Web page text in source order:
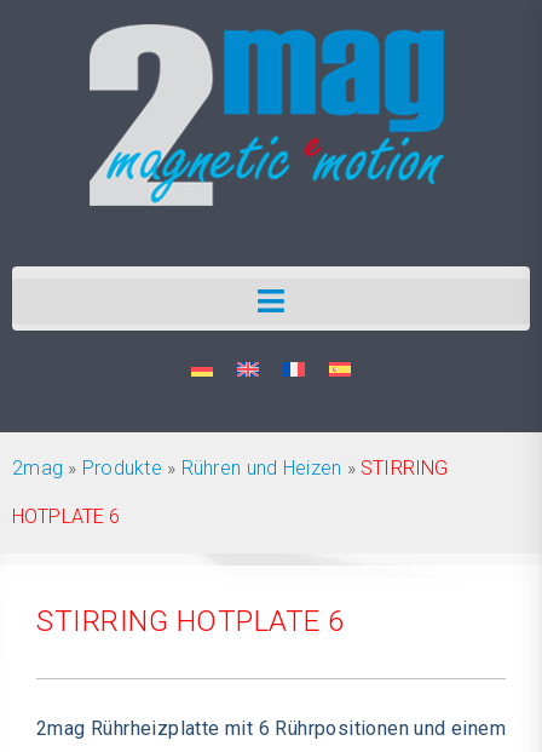
2mag » Produkte » Rühren und Heizen » STIRRING
HOTPLATE 6
STIRRING HOTPLATE 6
2mag Rührheizplatte mit 6 Rührpositionen und einem